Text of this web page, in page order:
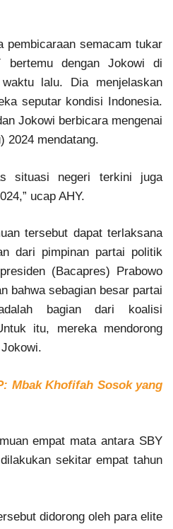
pembicaraan semacam tukar
dengan Jokowi di
lalu. Dia menjelaskan
seputar kondisi Indonesia.
Jokowi berbicara mengenai
2024 mendatang.
situasi negeri terkini juga
ucap AHY.
tersebut dapat terlaksana
dari pimpinan partai politik
(Bacapres) Prabowo
bahwa sebagian besar partai
bagian dari koalisi
itu, mereka mendorong
Mbak Khofifah Sosok yang
empat mata antara SBY
sekitar empat tahun
didorong oleh para elite